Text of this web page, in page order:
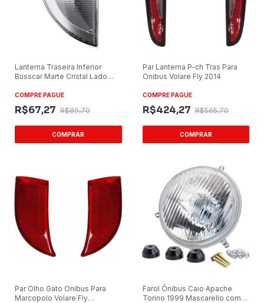
Lanterna Traseira Inferior
Busscar Marte Cristal Lado
COMPRE PAGUE
R$67,27 R$89,70
Par Lanterna P-ch Tras Para
Onibus Volare Fly 2014
COMPRE PAGUE
R$424,27 R$565,70
Par Olho Gato Onibus Para
Marcopolo Volare Fly
Farol Ônibus Caio Apache
Torino 1999 Mascarello com